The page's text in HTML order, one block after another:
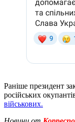
Раніше президент
російських
військових.